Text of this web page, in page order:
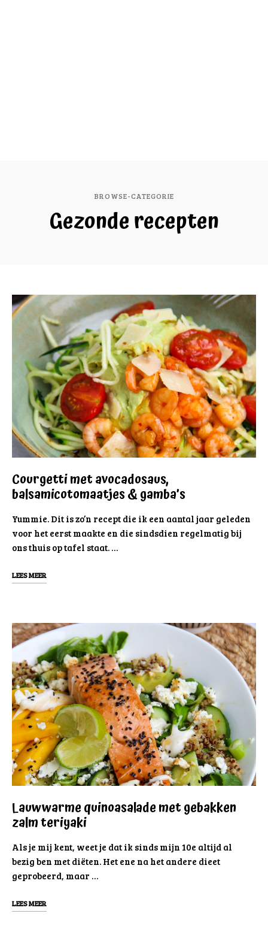
BROWSE-CATEGORIE
Gezonde recepten
Courgetti met avocadosaus,
balsamicotomaatjes & gamba’s
Yummie. Dit is zo’n recept die ik een aantal jaar geleden
voor het eerst maakte en die sindsdien regelmatig bij
ons thuis op tafel staat. …
LEES MEER
Lauwwarme quinoasalade met gebakken
zalm teriyaki
Als je mij kent, weet je dat ik sinds mijn 10e altijd al
bezig ben met diëten. Het ene na het andere dieet
geprobeerd, maar …
LEES MEER